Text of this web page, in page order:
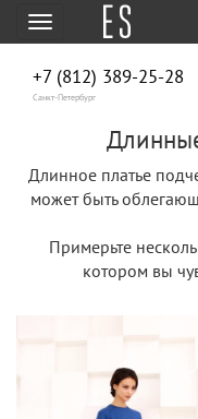
Меню
+7 (812) 389-25-28
Санкт-Петербург
Длинное платье
может быть
Примерьте
котором вы